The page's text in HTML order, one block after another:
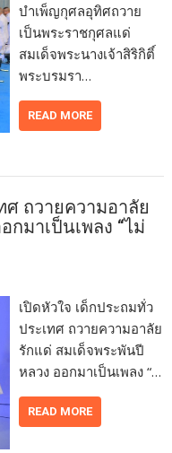
บำเพ็ญกุศลอุทิศถวาย
เป็นพระราชกุศลแด่
สมเด็จพระนางเจ้าสิริกิติ์
พระบรมรา…
READ MORE
ศ ถวายความอาลัย
มาเป็นเพลง “ไม่
เปิดหัวใจ เด็กประถมทั่ว
ประเทศ ถวายความอาลัย
รักแด่ สมเด็จพระพันปี
หลวง ออกมาเป็นเพลง “…
READ MORE